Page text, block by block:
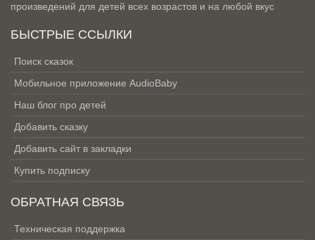
произведений для детей всех возрастов и на любой вкус
БЫСТРЫЕ ССЫЛКИ
Поиск сказок
Мобильное приложение AudioBaby
Наш блог про детей
Добавить сказку
Добавить сайт в закладки
Купить подписку
ОБРАТНАЯ СВЯЗЬ
Техническая поддержка